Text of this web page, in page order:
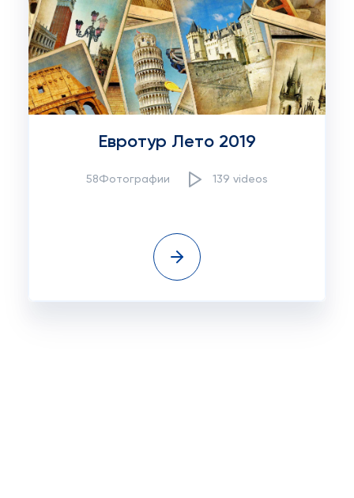
Евротур Лето 2019
58Фотографии 139 videos